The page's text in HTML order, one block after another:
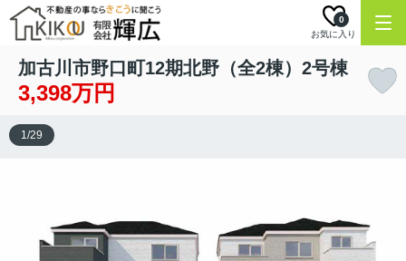
お気に入り
0
加古川市野口町12期北野（全2棟）2号棟
3,398万円
1/29